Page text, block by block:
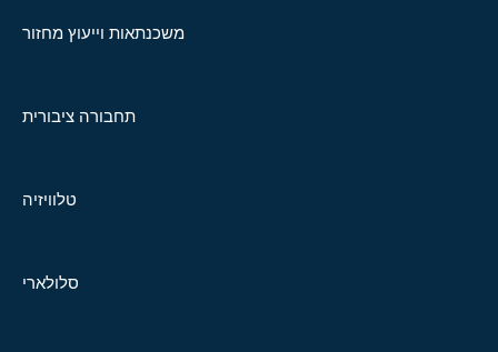
משכנתאות וייעוץ מחזור
תחבורה ציבורית
טלוויזיה
סלולארי